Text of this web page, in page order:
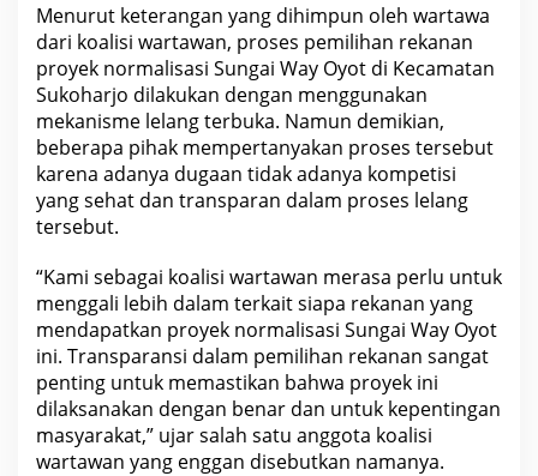
O
y
t
d
K
e
c
a
m
n
u
k
h
a
j
o
Menurut keterangan yang dihimpun oleh wartawa
dari koalisi wartawan, proses pemilihan rekanan
proyek normalisasi Sungai Way Oyot di Kecamatan
Sukoharjo dilakukan dengan menggunakan
mekanisme lelang terbuka. Namun demikian,
beberapa pihak mempertanyakan proses tersebut
karena adanya dugaan tidak adanya kompetisi
yang sehat dan transparan dalam proses lelang
tersebut.
“Kami sebagai koalisi wartawan merasa perlu untuk
menggali lebih dalam terkait siapa rekanan yang
mendapatkan proyek normalisasi Sungai Way Oyot
ini. Transparansi dalam pemilihan rekanan sangat
penting untuk memastikan bahwa proyek ini
dilaksanakan dengan benar dan untuk kepentingan
masyarakat,” ujar salah satu anggota koalisi
wartawan yang enggan disebutkan namanya.